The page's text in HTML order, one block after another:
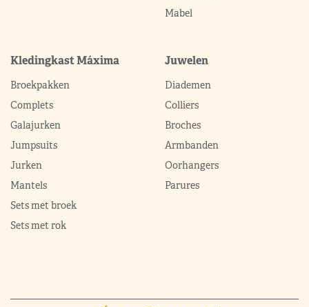
Mabel
Kledingkast Máxima
Broekpakken
Complets
Galajurken
Jumpsuits
Jurken
Mantels
Sets met broek
Sets met rok
Juwelen
Diademen
Colliers
Broches
Armbanden
Oorhangers
Parures